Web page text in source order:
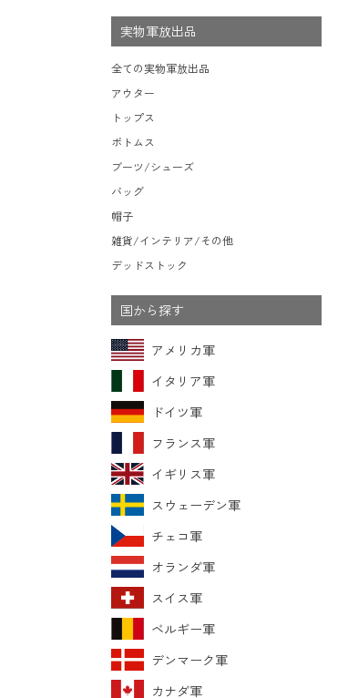
モッズコート
ダッフルバッグ
ボストンバッグ
ポーチ/ケース/etc
スーツケース/キャリーバッグ
ビジネスバッグ
サングラス・ゴーグル
ベレー帽
ハンチング
キャスケット
その他
ボックス/ガソリン缶/etc
生地・テントシェル
ミッドベースレイヤー Level.2
ウィンドレイヤー Level.4
ソフトシェルレイヤー Level.5
ハードシェルレイヤー Level.6
アウターレイヤー Level.7
実物軍放出品
全ての実物軍放出品
アウター
トップス
ボトムス
ブーツ/シューズ
バッグ
帽子
雑貨/インテリア/その他
デッドストック
国から探す
アメリカ軍
イタリア軍
ドイツ軍
フランス軍
イギリス軍
スウェーデン軍
チェコ軍
オランダ軍
スイス軍
ベルギー軍
デンマーク軍
カナダ軍